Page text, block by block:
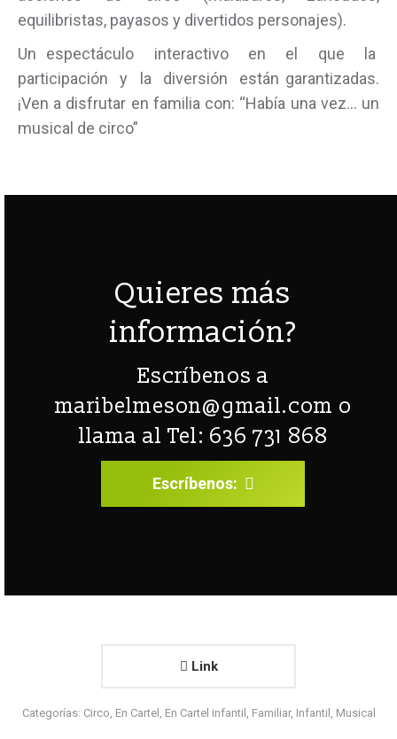
equilibristas, payasos y divertidos personajes).
Un espectáculo interactivo en el que la
participación y la diversión están garantizadas.
¡Ven a disfrutar en familia con: “Había una vez… un
musical de circo”
Quieres más
información?
Escríbenos a
maribelmeson@gmail.com o
llama al Tel: 636 731 868
Escríbenos:
Link
Categorías: Circo, En Cartel , En Cartel infantil , Familiar, Infantil , Musical